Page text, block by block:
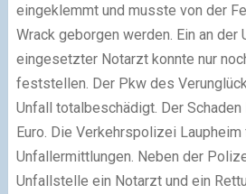
eingeklemmt und musste von der
Wrack geborgen werden. Ein an der
eingesetzter Notarzt konnte nur
feststellen. Der Pkw des
Unfall totalbeschädigt. Der
Euro. Die Verkehrspolizei
Unfallermittlungen. Neben der
Unfallstelle ein Notarzt und ein